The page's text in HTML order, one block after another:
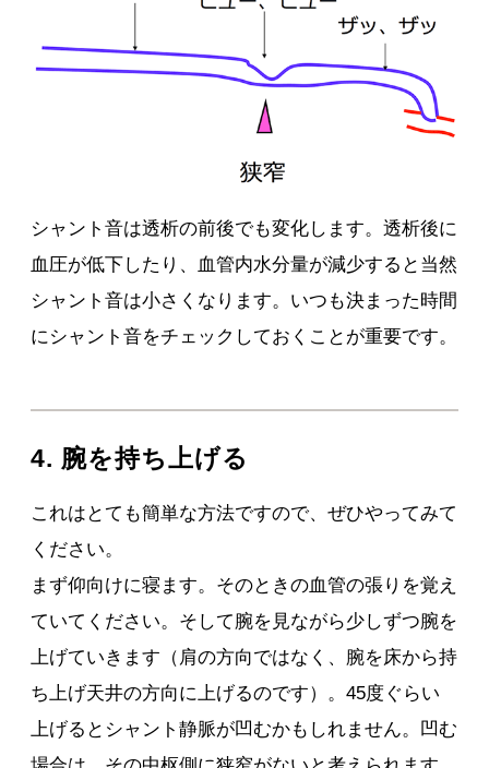
シャント音は透析の前後でも変化します。透析後に
血圧が低下したり、血管内水分量が減少すると当然
シャント音は小さくなります。いつも決まった時間
にシャント音をチェックしておくことが重要です。
4. 腕を持ち上げる
これはとても簡単な方法ですので、ぜひやってみて
ください。
まず仰向けに寝ます。そのときの血管の張りを覚え
ていてください。そして腕を見ながら少しずつ腕を
上げていきます（肩の方向ではなく、腕を床から持
ち上げ天井の方向に上げるのです）。45度ぐらい
上げるとシャント静脈が凹むかもしれません。凹む